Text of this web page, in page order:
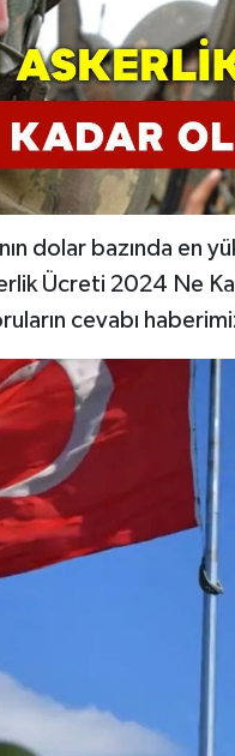
dolar bazında en
Ücreti 2024 Ne
cevabı